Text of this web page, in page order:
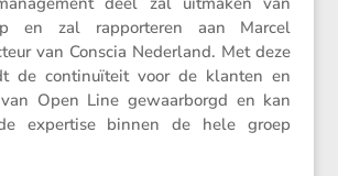
en zal rappor­teren aan Marcel
van Conscia Neder­land. Met deze
de conti­nu­ï­teit voor de klanten en
Open Line gewaar­borgd en kan
exper­tise binnen de hele groep